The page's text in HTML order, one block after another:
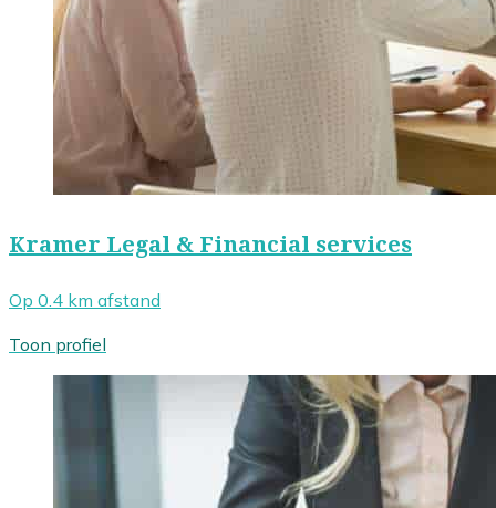
Kramer Legal & Financial services
Op 0.4 km afstand
Toon profiel